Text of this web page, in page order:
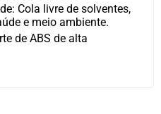
Cola livre de solventes,
e meio ambiente.
de ABS de alta